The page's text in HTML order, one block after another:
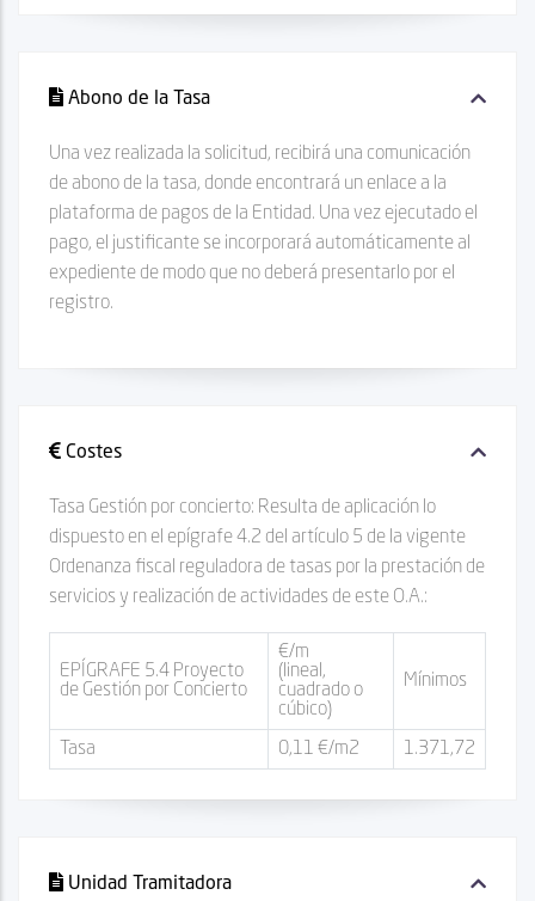
Abono de la Tasa
Una vez realizada la solicitud, recibirá una comunicación
de abono de la tasa, donde encontrará un enlace a la
plataforma de pagos de la Entidad. Una vez ejecutado el
pago, el justificante se incorporará automáticamente al
expediente de modo que no deberá presentarlo por el
registro.
Costes
Tasa Gestión por concierto: Resulta de aplicación lo
dispuesto en el epígrafe 4.2 del artículo 5 de la vigente
Ordenanza fiscal reguladora de tasas por la prestación de
servicios y realización de actividades de este O.A.:
EPÍGRAFE 5.4 Proyecto
de Gestión por Concierto
€/m
(lineal,
cuadrado o
cúbico)
Mínimos
Tasa 0,11 €/m2 1.371,72
Unidad Tramitadora